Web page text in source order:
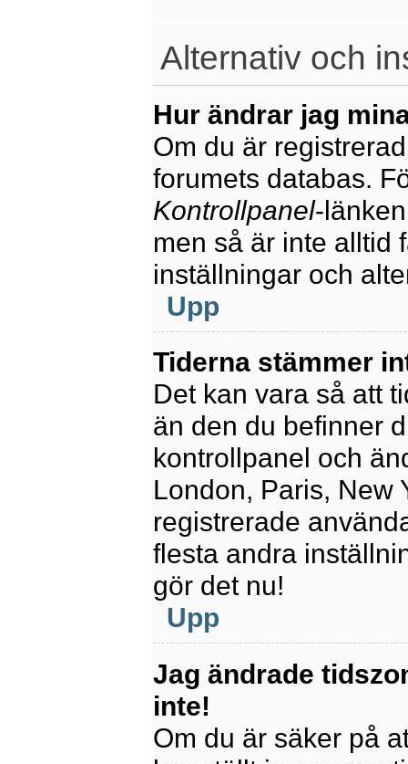
Alternativ och
Hur ändrar jag
Om du är
forumets databas.
Kontrollpanel-
men så är inte alltid
inställningar och
Upp
Tiderna stämmer
Det kan vara så att
än den du befinner
kontrollpanel och
London, Paris, New
registrerade
flesta andra
gör det nu!
Upp
Jag ändrade
inte!
Om du är säker på